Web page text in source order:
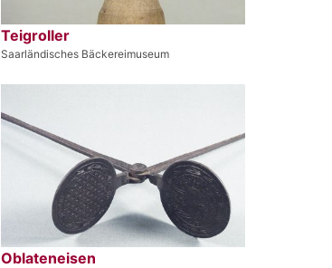
Teigroller
Saarländisches Bäckereimuseum
Oblateneisen